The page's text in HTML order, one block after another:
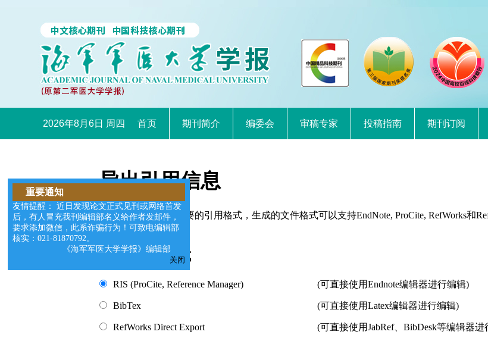
2026年8月6日 周四 首页 期刊简介 编委会 审稿专家 投稿指南 期刊订阅
导出引用信息
您可以选择适合您需要的引用格式，生成的文件格式可以支持EndNote, ProCite, RefWorks和
请选择导出格式
RIS (ProCite, Reference Manager) (可直接使用Endnote编辑器进行编辑)
BibTex (可直接使用Latex编辑器进行编辑)
RefWorks Direct Export (可直接使用JabRef、BibDesk等编辑器进
重要通知
友情提醒： 近日发现论文正式见刊或网络首发
后，有人冒充我刊编辑部名义给作者发邮件，
要求添加微信，此系诈骗行为！可致电编辑部
核实：021-81870792。
《海军军医大学学报》编辑部
关闭